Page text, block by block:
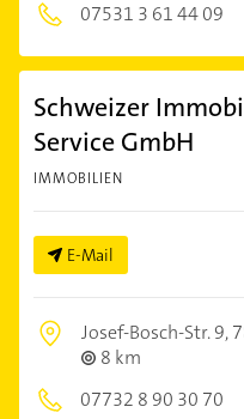
07531 3 61 44 09
Schweizer
Service GmbH
IMMOBILIEN
E-Mail
Josef-Bosch-Str. 9,
8 km
07732 8 90 30 70